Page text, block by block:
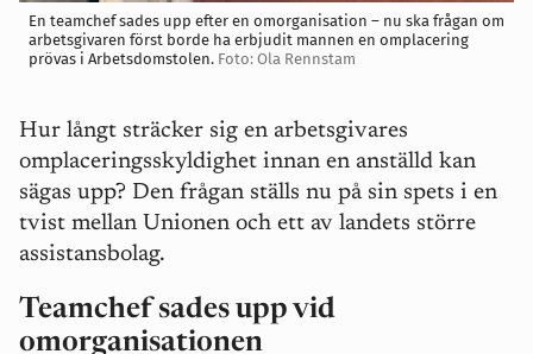
En teamchef sades upp efter en omorganisation – nu ska frågan om
arbetsgivaren först borde ha erbjudit mannen en omplacering
prövas i Arbetsdomstolen. Foto: Ola Rennstam
Hur långt sträcker sig en arbetsgivares
omplaceringsskyldighet innan en anställd kan
sägas upp? Den frågan ställs nu på sin spets i en
tvist mellan Unionen och ett av landets större
assistansbolag.
Teamchef sades upp vid
omorganisationen